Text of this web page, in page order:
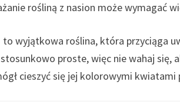
rośliną z nasion może wymagać
to wyjątkowa roślina, która przyciąga
proste, więc nie wahaj się,
cieszyć się jej kolorowymi kwiatami